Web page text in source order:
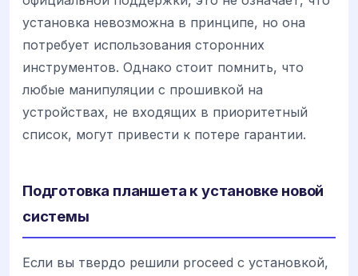
установка невозможна в принципе, но она
потребует использования сторонних
инструментов. Однако стоит помнить, что
любые манипуляции с прошивкой на
устройствах, не входящих в приоритетный
список, могут привести к потере гарантии.
Подготовка планшета к установке новой
системы
Если вы твердо решили proceed с установкой,